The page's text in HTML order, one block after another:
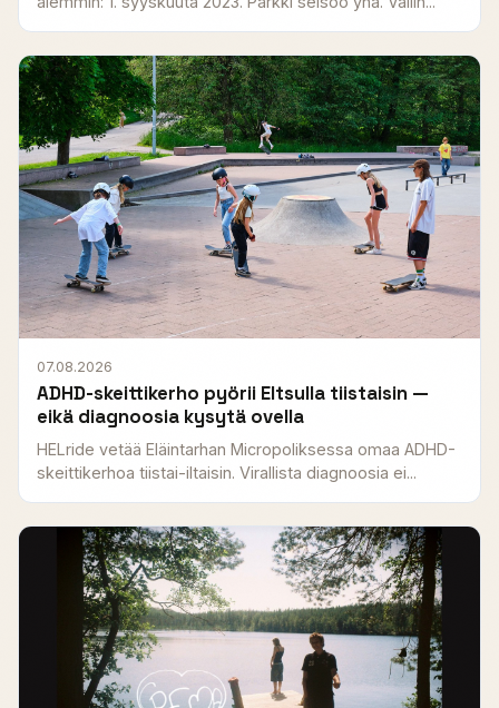
07.08.2026
ADHD-skeittikerho pyörii Eltsulla tiistaisin —
eikä diagnoosia kysytä ovella
HELride vetää Eläintarhan Micropoliksessa omaa ADHD-
skeittikerhoa tiistai-iltaisin. Virallista diagnoosia ei...